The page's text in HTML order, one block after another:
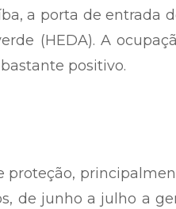
a porta de entrada
(HEDA). A
positivo.
proteção,
de junho a julho a